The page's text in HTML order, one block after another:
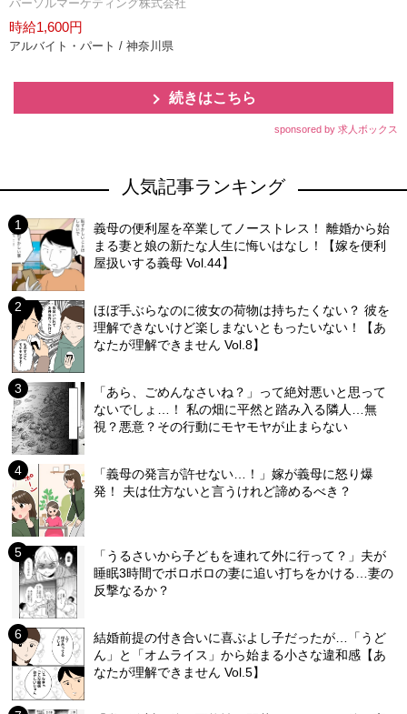
パーソルマーケティング株式会社
時給1,600円
アルバイト・パート / 神奈川県
続きはこちら
sponsored by 求人ボックス
人気記事ランキング
義母の便利屋を卒業してノーストレス！ 離婚から始
まる妻と娘の新たな人生に悔いはなし！【嫁を便利
屋扱いする義母 Vol.44】
ほぼ手ぶらなのに彼女の荷物は持ちたくない？ 彼を
理解できないけど楽しまないともったいない！【あ
なたが理解できません Vol.8】
「あら、ごめんなさいね？」って絶対悪いと思って
ないでしょ…！ 私の畑に平然と踏み入る隣人…無
視？悪意？その行動にモヤモヤが止まらない
「義母の発言が許せない…！」嫁が義母に怒り爆
発！ 夫は仕方ないと言うけれど諦めるべき？
「うるさいから子どもを連れて外に行って？」夫が
睡眠3時間でボロボロの妻に追い打ちをかける…妻の
反撃なるか？
結婚前提の付き合いに喜ぶよし子だったが…「うど
ん」と「オムライス」から始まる小さな違和感【あ
なたが理解できません Vol.5】